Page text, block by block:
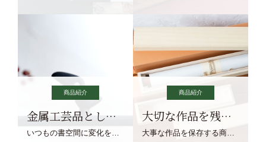
商品紹介
金属工芸品としての文鎮
商品紹介
大切な作品を残す作品保存商品